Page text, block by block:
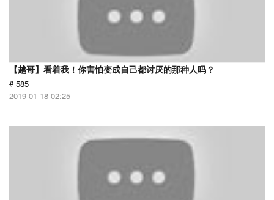
【越哥】看着我！你害怕变成自己都讨厌的那种人吗？
# 585
2019-01-18 02:25